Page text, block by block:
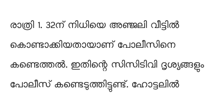
രാത്രി 1. 32ന് നിധിയെ അഞ്ജലി വീട്ടിൽ
കൊണ്ടാക്കിയതായാണ് പോലീസിനെ
കണ്ടെത്തൽ. ഇതിന്റെ സിസിടിവി ദൃശ്യങ്ങളും
പോലീസ് കണ്ടെടുത്തിട്ടുണ്ട്. ഹോട്ടലിൽ